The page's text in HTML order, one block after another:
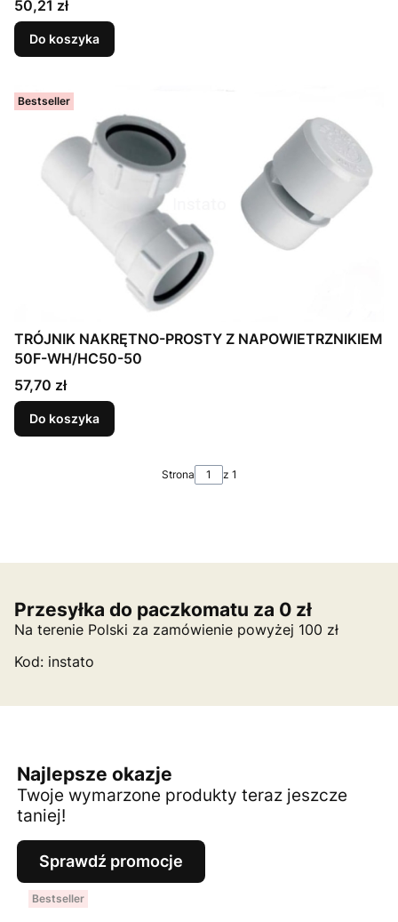
Cena
50,21 zł
Do koszyka
Bestseller
TRÓJNIK NAKRĘTNO-PROSTY Z NAPOWIETRZNIKIEM
50F-WH/HC50-50
Cena
57,70 zł
Do koszyka
Strona z 1
Przesyłka do paczkomatu za 0 zł
Na terenie Polski za zamówienie powyżej 100 zł
Kod: instato
Najlepsze okazje
Twoje wymarzone produkty teraz jeszcze
taniej!
Sprawdź promocje
Bestseller